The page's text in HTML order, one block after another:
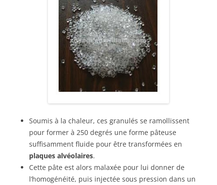
Soumis à la chaleur, ces granulés se ramollissent
pour former à 250 degrés une forme pâteuse
suffisamment fluide pour être transformées en
plaques alvéolaires.
Cette pâte est alors malaxée pour lui donner de
l’homogénéité, puis injectée sous pression dans un